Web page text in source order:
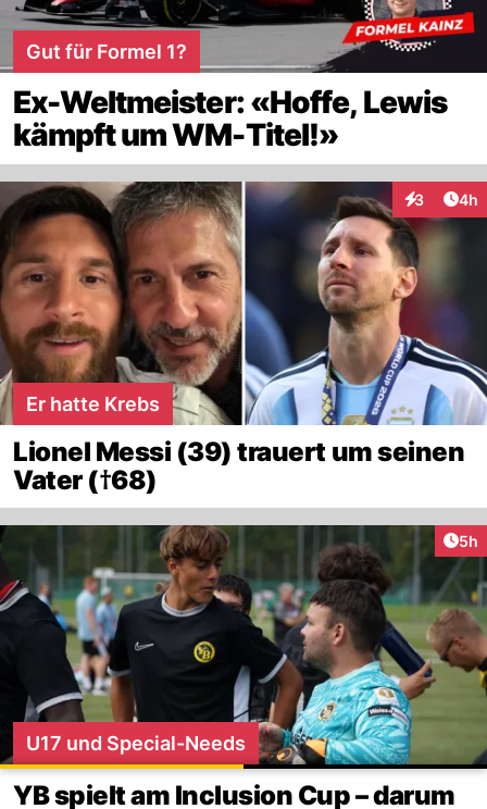
Gut für Formel 1?
Ex-Weltmeister: «Hoffe, Lewis
kämpft um WM-Titel!»
3 4h
Er hatte Krebs
Lionel Messi (39) trauert um seinen
Vater (†68)
5h
U17 und Special-Needs
YB spielt am Inclusion Cup – darum